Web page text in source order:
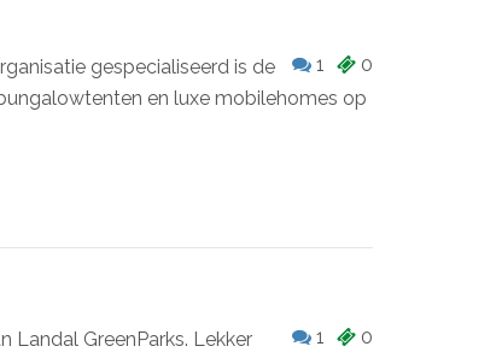
0
1
gespecialiseerd is de
en luxe mobilehomes op
0
1
Landal GreenParks. Lekker